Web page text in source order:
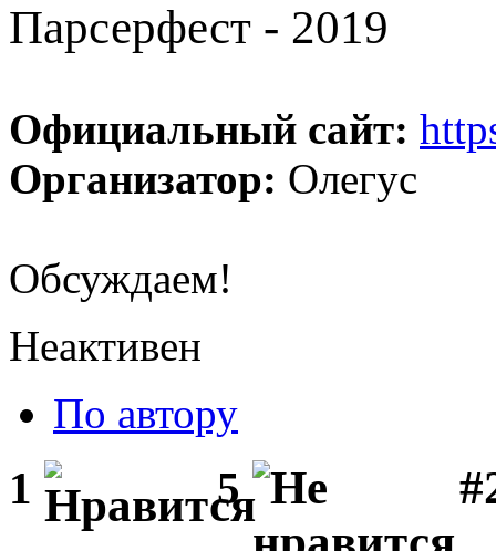
Парсерфест - 2019
Официальный сайт:
Организатор: Олегус
Обсуждаем!
Неактивен
По автору
1 5